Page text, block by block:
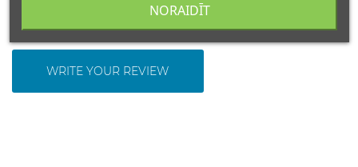
WRITE YOUR REVIEW
NORAIDĪT